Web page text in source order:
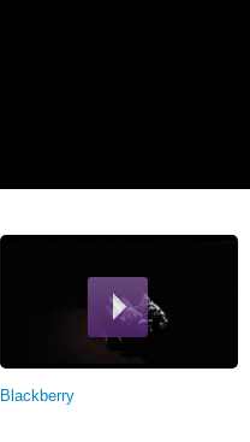
Blackberry